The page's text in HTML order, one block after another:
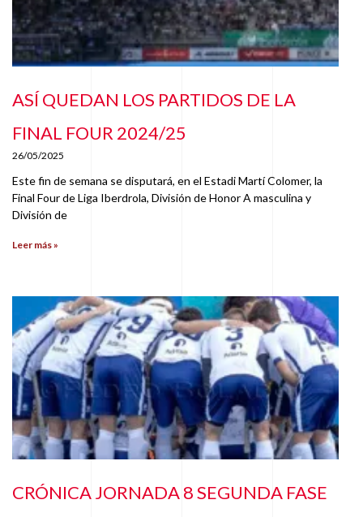
ASÍ QUEDAN LOS PARTIDOS DE LA
FINAL FOUR 2024/25
26/05/2025
Este fin de semana se disputará, en el Estadi Martí Colomer, la
Final Four de Liga Iberdrola, División de Honor A masculina y
División de
Leer más »
CRÓNICA JORNADA 8 SEGUNDA FASE